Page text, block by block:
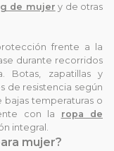
de mujer y de otras
frente a la
durante recorridos
Botas, zapatillas y
de resistencia según
bajas temperaturas o
con la ropa de
integral.
mujer?